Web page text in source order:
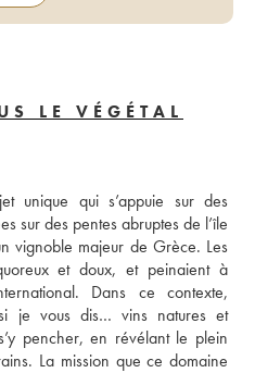
LE VÉGÉTAL
unique qui s’appuie sur des
sur des pentes abruptes de l’île
vignoble majeur de Grèce. Les
et doux, et peinaient à
Dans ce contexte,
je vous dis… vins natures et
pencher, en révélant le plein
La mission que ce domaine